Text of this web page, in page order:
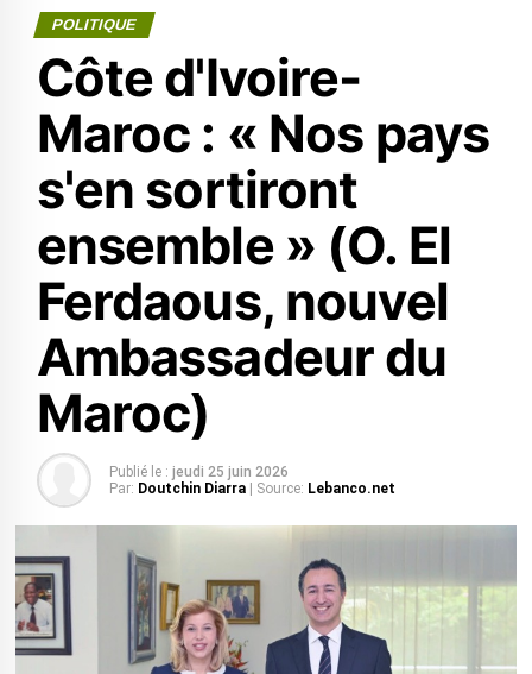
POLITIQUE
Côte d'Ivoire-
Maroc : « Nos pays
s'en sortiront
ensemble » (O. El
Ferdaous, nouvel
Ambassadeur du
Maroc)
Publié le : jeudi 25 juin 2026
Par: Doutchin Diarra | Source: Lebanco.net